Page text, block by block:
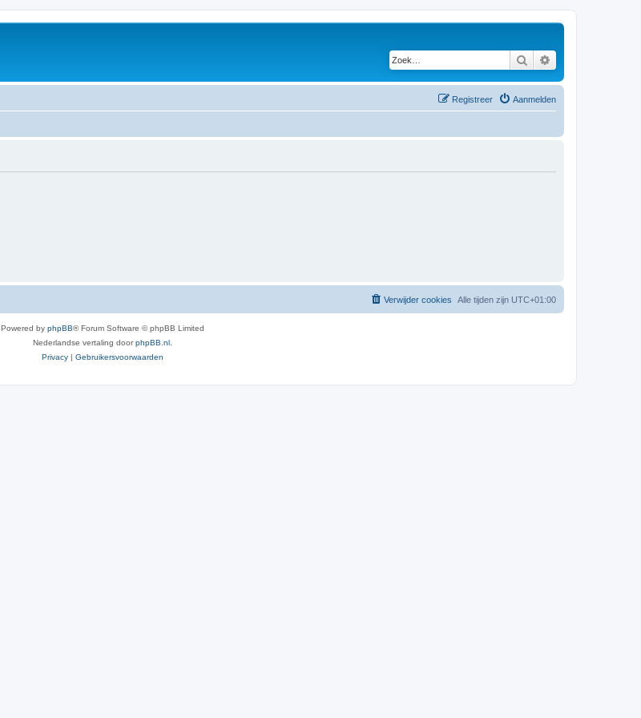
Zoek
Aanmelden
Registreer
Alle tijden zijn UTC+01:00
Verwijder cookies
Powered by phpBB® Forum Software © phpBB Limited
Nederlandse vertaling doorphpBB.nl
Privacy | Gebruikersvoorwaarden